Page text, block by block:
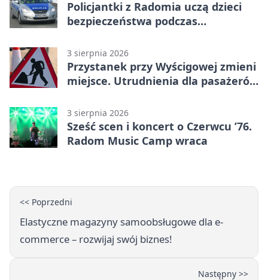
Policjantki z Radomia uczą dzieci
bezpieczeństwa podczas
3 sierpnia 2026
Przystanek przy Wyścigowej zmieni
miejsce. Utrudnienia dla pasażerów
3 sierpnia 2026
Sześć scen i koncert o Czerwcu ’76.
Radom Music Camp wraca
<< Poprzedni
Elastyczne magazyny samoobsługowe dla e-
commerce – rozwijaj swój biznes!
Następny >>